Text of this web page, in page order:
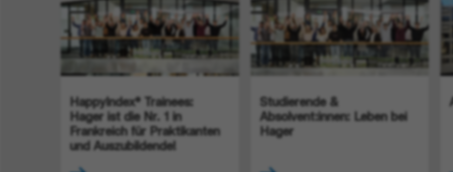
HappyIndex® Trainees:
Hager ist die Nr. 1 in
Frankreich für Praktikanten
und Auszubildende!
Studierende &
Absolvent:innen: Leben bei
Hager